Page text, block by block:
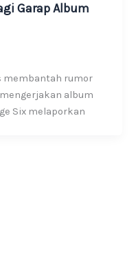
Garap Album
membantah rumor
album
Six melaporkan